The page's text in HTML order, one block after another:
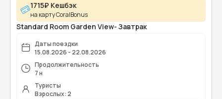
1715₽ Кешбэк
на карту CoralBonus
Standard Room Garden View- Завтрак
Даты поездки
15.08.2026 - 22.08.2026
Продолжительность
7 н
Туристы
Взрослых: 2